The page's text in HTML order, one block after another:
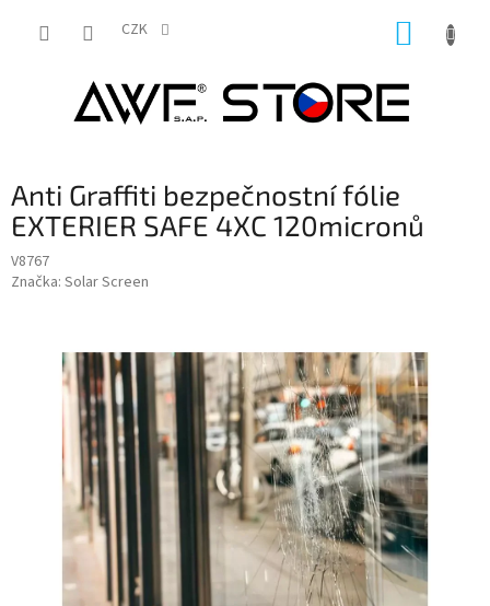
CZK
Anti Graffiti bezpečnostní fólie
EXTERIER SAFE 4XC 120micronů
V8767
Značka: Solar Screen